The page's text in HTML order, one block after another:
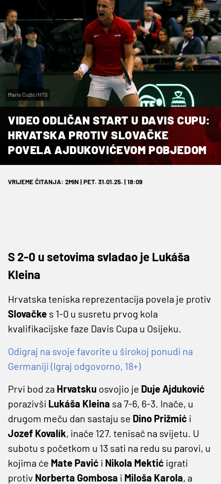
Mario Ćužić/HTS
VIDEO ODLIČAN START U DAVIS CUPU:
HRVATSKA PROTIV SLOVAČKE
POVELA AJDUKOVIĆEVOM POBJEDOM
VRIJEME ČITANJA: 2MIN | PET. 31.01.25. | 18:09
S 2-0 u setovima svladao je Lukáša
Kleina
Hrvatska teniska reprezentacija povela je protiv
Slovačke s 1-0 u susretu prvog kola
kvalifikacijske faze Davis Cupa u Osijeku.
Odigraj na svoje favorite u širokoj ponudi na
Germaniji (Igraj odgovorno, 18+)
Prvi bod za Hrvatsku osvojio je Duje Ajduković
porazivši Lukáša Kleina sa 7-6, 6-3. Inače, u
drugom meču dan sastaju se Dino Prižmić i
Jozef Kovalík, inače 127. tenisač na svijetu. U
subotu s početkom u 13 sati na redu su parovi, u
kojima će Mate Pavić i Nikola Mektić igrati
protiv Norberta Gombosa i Miloša Karola, a